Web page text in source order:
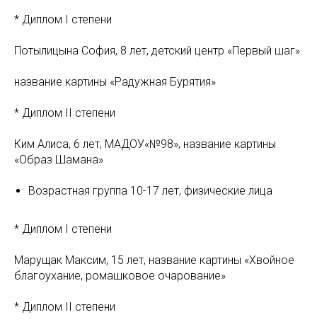
* Диплом I степени
Потылицына София, 8 лет, детский центр «Первый шаг»
название картины «Радужная Бурятия»
* Диплом II степени
Ким Алиса, 6 лет, МАДОУ«№98», название картины
«Образ Шамана»
Возрастная группа 10-17 лет, физические лица
* Диплом I степени
Марущак Максим, 15 лет, название картины «Хвойное
благоухание, ромашковое очарование»
* Диплом II степени